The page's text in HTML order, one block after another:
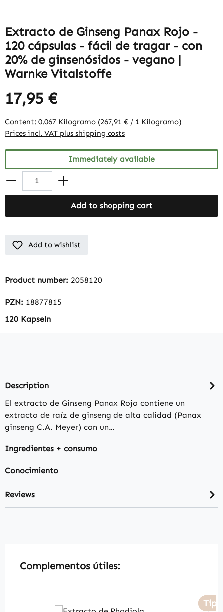
Extracto de Ginseng Panax Rojo -
120 cápsulas - fácil de tragar - con
20% de ginsenósidos - vegano |
Warnke Vitalstoffe
17,95 €
Content: 0.067 Kilogramo (267,91 € / 1 Kilogramo)
Prices incl. VAT plus shipping costs
Immediately available
Add to shopping cart
Add to wishlist
Product number: 2058120
PZN: 18877815
120 Kapseln
Description
El extracto de Ginseng Panax Rojo contiene un
extracto de raíz de ginseng de alta calidad (Panax
ginseng C.A. Meyer) con un…
Ingredientes + consumo
Conocimiento
Reviews
Skip product gallery
Complementos útiles:
Tip
Tip